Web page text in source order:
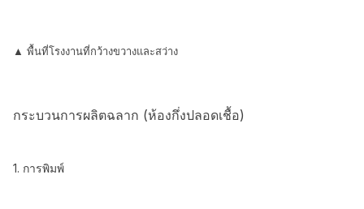
▲ พื้นที่โรงงานที่กว้างขวางและสว่าง
กระบวนการผลิตฉลาก (ห้องกึ่งปลอดเชื้อ)
1. การพิมพ์